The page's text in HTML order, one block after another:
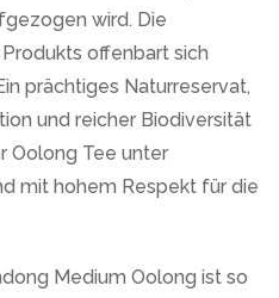
wird. Die
offenbart sich
prächtiges Naturreservat,
und reicher Biodiversität
Oolong Tee unter
mit hohem Respekt für die
Medium Oolong ist so